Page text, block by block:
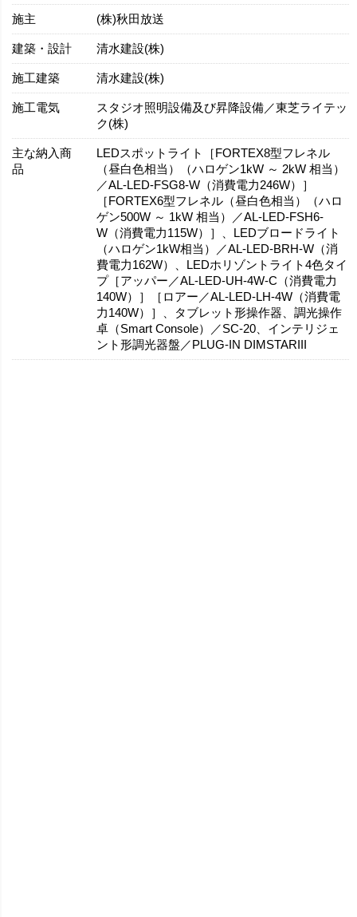
施主 (株)秋田放送
建築・設計 清水建設(株)
施工建築 清水建設(株)
施工電気
スタジオ照明設備及び昇降設備／東芝ライテッ
ク(株)
主な納入商
品
LEDスポットライト［FORTEX8型フレネル
（昼白色相当）（ハロゲン1kW ～ 2kW 相当）
／AL-LED-FSG8-W（消費電力246W）］
［FORTEX6型フレネル（昼白色相当）（ハロ
ゲン500W ～ 1kW 相当）／AL-LED-FSH6-
W（消費電力115W）］、LEDブロードライト
（ハロゲン1kW相当）／AL-LED-BRH-W（消
費電力162W）、LEDホリゾントライト4色タイ
プ［アッパー／AL-LED-UH-4W-C（消費電力
140W）］［ロアー／AL-LED-LH-4W（消費電
力140W）］、タブレット形操作器、調光操作
卓（Smart Console）／SC-20、インテリジェ
ント形調光器盤／PLUG-IN DIMSTARIII